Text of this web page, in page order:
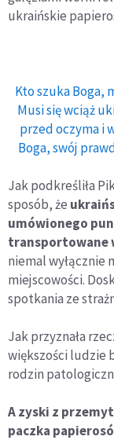
ukraińskie
Kto szuka Boga,
Musi się wciąż
przed oczyma i
Boga, swój
Jak podkreśliła
sposób, że
umówionego
transportowane
niemal wyłącznie
miejscowości.
spotkania ze
Jak przyznała
większości ludzie
rodzin
A zyski z
paczka